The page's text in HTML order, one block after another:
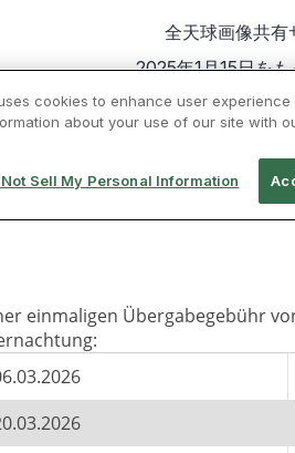
einmaligen Übergabegebühr